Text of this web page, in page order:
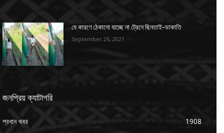
যে কারণে ঠেকানো যাচ্ছে না ট্রেনে ছিনতাই-ডাকাতি
September 26, 2021
জনপ্রিয় ক্যাটাগরি
প্রধান খবর
1908